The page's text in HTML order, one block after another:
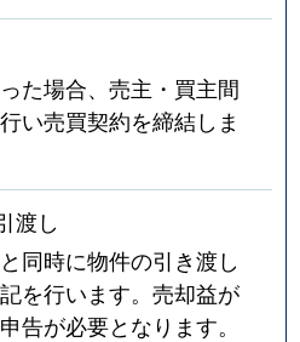
た場合、売主・買主間
い売買契約を締結しま
渡し
同時に物件の引き渡し
を行います。売却益が
告が必要となります。